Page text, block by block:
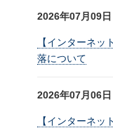
2026年07月09日
【インターネ
落について
2026年07月06日
【インターネ